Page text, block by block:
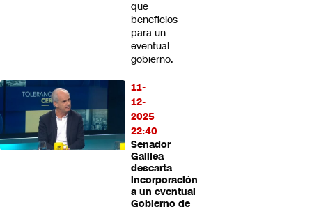
que
beneficios
para un
eventual
gobierno.
11-
12-
2025
22:40
Senador
Galilea
descarta
incorporación
a un eventual
Gobierno de